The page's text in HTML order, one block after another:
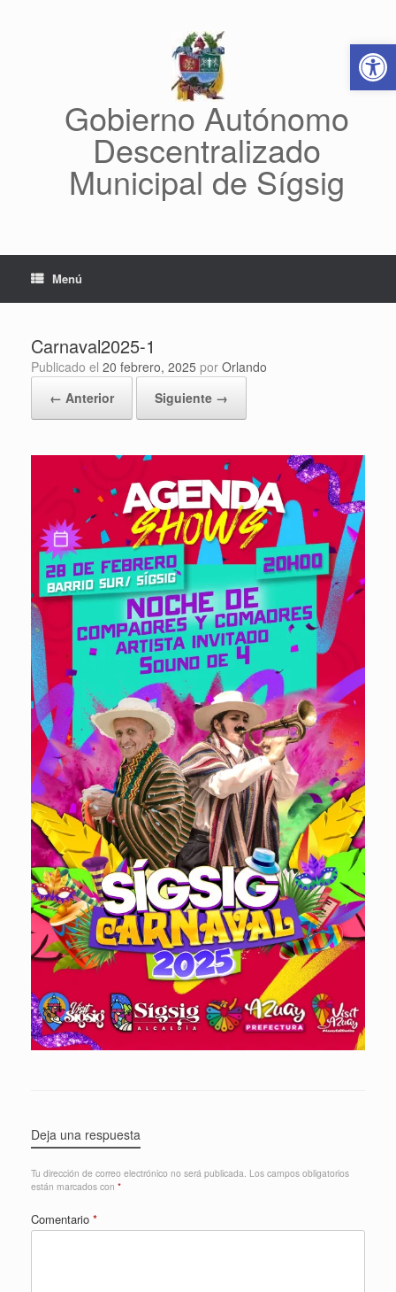
Abrir
Gobierno Autónomo
Descentralizado
Municipal de Sígsig
Menú
Carnaval2025-1
Publicado el 20 febrero, 2025 por Orlando
← Anterior
Siguiente →
Deja una respuesta
Tu dirección de correo electrónico no será publicada. Los campos obligatorios
están marcados con *
Comentario *